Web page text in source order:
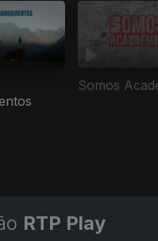
Somos
RTP Play